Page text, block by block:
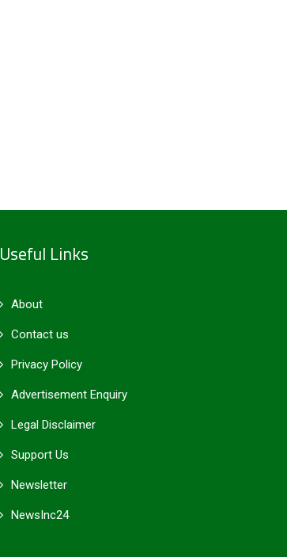
Useful Links
About
Contact us
Privacy Policy
Advertisement Enquiry
Legal Disclaimer
Support Us
Newsletter
NewsInc24